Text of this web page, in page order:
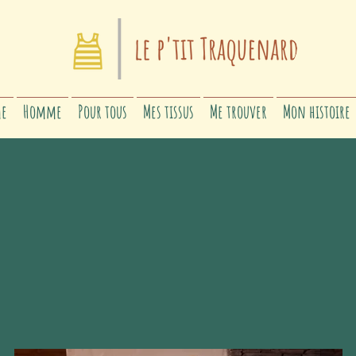
Homme Pour tous Mes tissus Me trouver Mon histoire